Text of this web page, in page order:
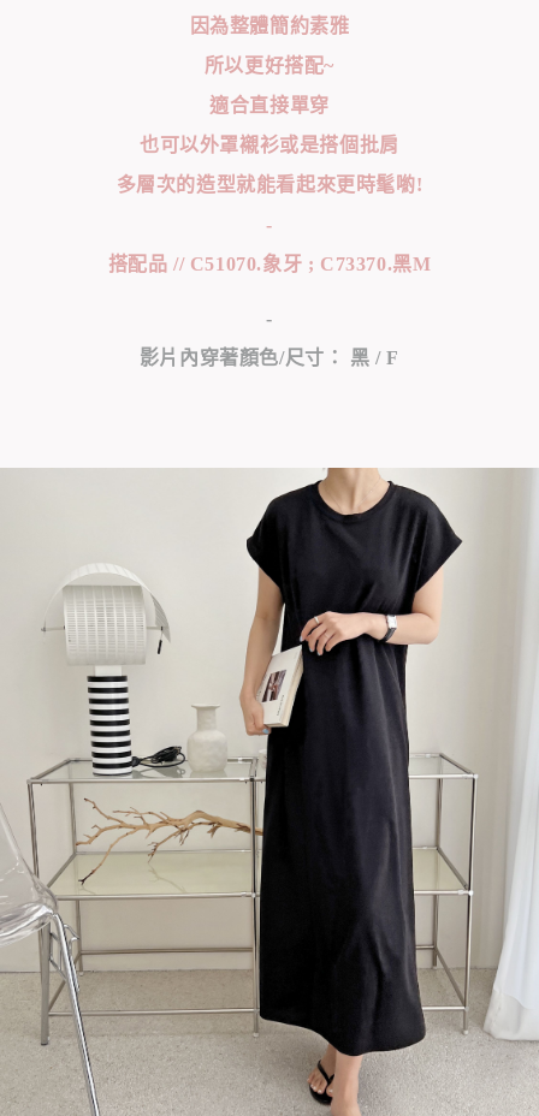
因為整體簡約素雅
所以更好搭配~
適合直接單穿
也可以外罩襯衫或是搭個批肩
多層次的造型就能看起來更時髦喲!
-
搭配品 // C51070.象牙 ; C73370.黑M
-
影片內穿著顏色/尺寸： 黑 / F